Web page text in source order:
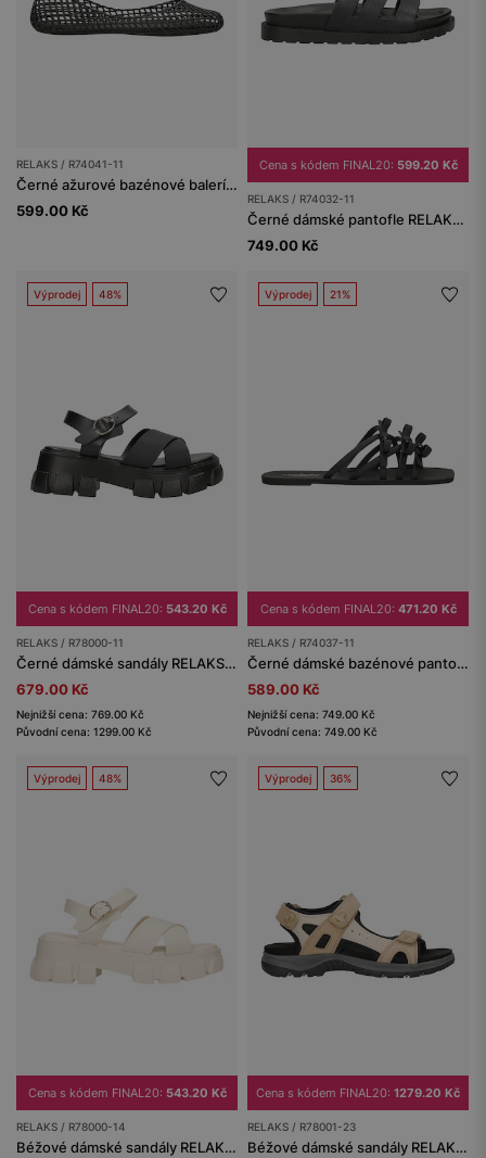
RELAKS / R74041-11
Černé ažurové bazénové baleríny RELAKS
599.00 Kč
Cena s kódem FINAL20: 599.20 Kč
RELAKS / R74032-11
Černé dámské pantofle RELAKS se širokými pásky
749.00 Kč
Výprodej 48%
Cena s kódem FINAL20: 543.20 Kč
RELAKS / R78000-11
Černé dámské sandály RELAKS na masivní podrážce
679.00 Kč
Nejnižší cena: 769.00 Kč
Původní cena: 1299.00 Kč
Výprodej 21%
Cena s kódem FINAL20: 471.20 Kč
RELAKS / R74037-11
Černé dámské bazénové pantofle RELAKS s mašličkami
589.00 Kč
Nejnižší cena: 749.00 Kč
Původní cena: 749.00 Kč
Výprodej 48%
Cena s kódem FINAL20: 543.20 Kč
RELAKS / R78000-14
Béžové dámské sandály RELAKS na masivní podrážce
Výprodej 36%
Cena s kódem FINAL20: 1279.20 Kč
RELAKS / R78001-23
Béžové dámské sandály RELAKS ve sportovním stylu